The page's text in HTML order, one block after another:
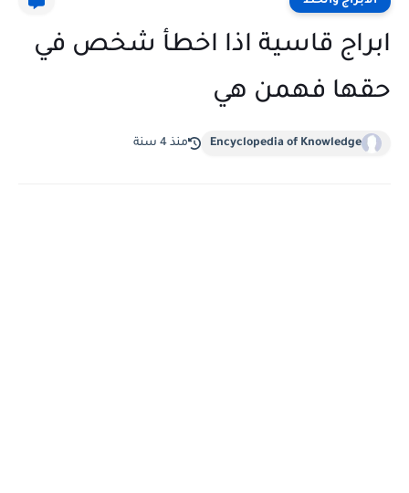
ابراج قاسية اذا اخطأ شخص في
حقها فهمن هي
Encyclopedia of Knowledge منذ 4 سنة